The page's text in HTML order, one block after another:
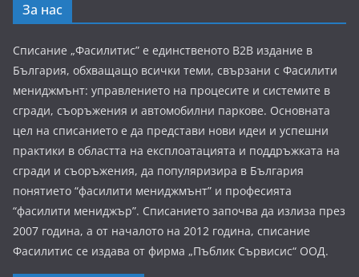
За нас
Списание „Фасилитис” е единственото B2B издание в
България, обхващащо всички теми, свързани с Фасилити
мениджмънт: управлението на процесите и системите в
сгради, съоръжения и автомобилни паркове. Основната
цел на списанието е да представи нови идеи и успешни
практики в областта на експлоатацията и поддръжката на
сгради и съоръжения, да популяризира в България
понятието “фасилити мениджмънт” и професията
“фасилити мениджър”. Списанието започва да излиза през
2007 година, а от началото на 2012 година, списание
Фасилитис се издава от фирма „Пъблик Сървисис“ ООД.